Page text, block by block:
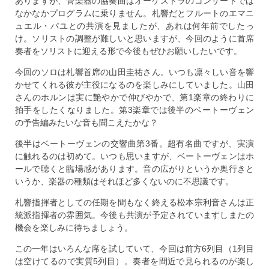
なかなかプログラムに乗りません。札響だとフルートのエマニ
ュエル・パユとの共演を見ましたが、あれは何年前でしたっ
け。ソリストの調整が難しいと思いますが、今回のように首席
奏者をソリストに迎える形で今後もぜひお願いしたいです。
今回のソロは札響首席の山田圭祐さん。いつも凛々しい音を響
かせてくれる彼が主役になるのを楽しみにしていました。山田
さんのホルンは実に艶やかで伸びやかで、第1楽章の終わりに
拍手をしたくなりました。第3楽章では後半のベートーヴェン
の予告編みたいな音も聞こえたかな？
後半はベートーヴェンの交響曲第3番。超有名曲ですが、実演
に触れるのは初めて。いつも思いますが、ベートーヴェンはホ
ールで聴くと臨場感があります。音の広がりというか奥行きと
いうか、楽器の種類はそれほど多くないのに不思議です。
札響指揮者としての任期を間もなく終える松本宗利音さんは正
統派指揮者の雰囲気。今後も共演が予定されていますしまたの
機会を楽しみに待ちましょう。
この一年はいろんな席を試していて、今回は前方6列目（1列目
は空けてるので実質5列目）。奏者を間近で見られるのが楽し